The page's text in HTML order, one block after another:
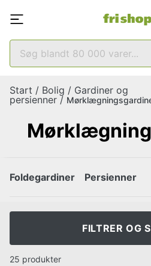
Start / Bolig / Gardiner og
persienner /
Foldegardiner Persienner
FILTRER OG
25 produkter